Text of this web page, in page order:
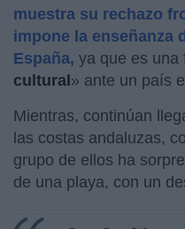
muestra su rechazo
impone la enseñanza
España, ya que es una
cultural» ante un país
Mientras, continúan
las costas andaluzas,
grupo de ellos ha
de una playa, con un